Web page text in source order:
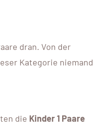
dran. Von der
Kategorie niemand
die Kinder 1 Paare